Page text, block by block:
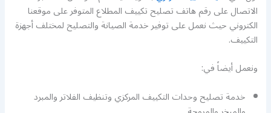
الاتصال على رقم هاتف تصليح تكييف المطلاع المتوفر على موقعنا
الكتروني حيث نعمل على توفير خدمة الصيانة والتصليح لمختلف أجهزة
التكييف.
ونعمل أيضاً في:
خدمة تصليح وحدات التكييف المركزي وتنظيف الفلاتر والمبرد